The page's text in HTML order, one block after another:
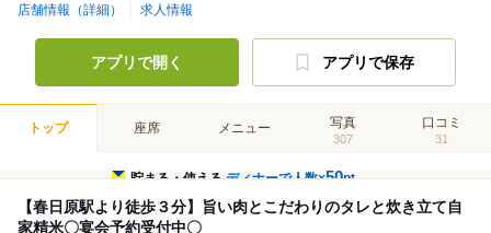
店舗情報（詳細） 求人情報
アプリで開く アプリで保存
トップ 座席 メニュー 写真
307
口コミ
31
貯まる・使えるディナーで人数×50pt
【春日原駅より徒歩３分】旨い肉とこだわりのタレと炊き立て自
家精米〇宴会予約受付中〇